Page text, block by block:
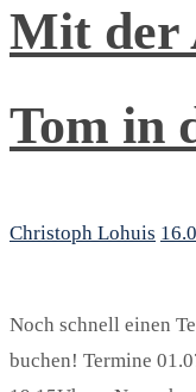
Mit der
Tom in
Christoph Lohuis
Noch schnell einen
buchen! Termine